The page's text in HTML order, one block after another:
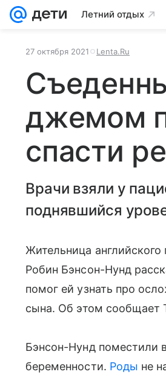
Летний отдых
27 октября 2021 Lenta.Ru
джемом
спасти
Врачи взяли у
поднявшийся
Жительница
Робин Бэнсон-Нунд
помог ей узнать про
сына. Об этом сообщает
Бэнсон-Нунд поместили
беременности. Роды не